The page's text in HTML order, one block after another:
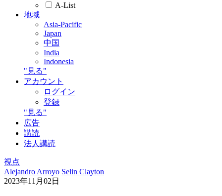
A-List
地域
Asia-Pacific
Japan
中国
India
Indonesia
"見る"
アカウント
ログイン
登録
"見る"
広告
講読
法人講読
視点
Alejandro Arroyo Selin Clayton
2023年11月02日